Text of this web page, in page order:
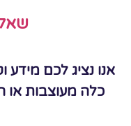
אנו נציג לכם מידע
כלה מעוצבות